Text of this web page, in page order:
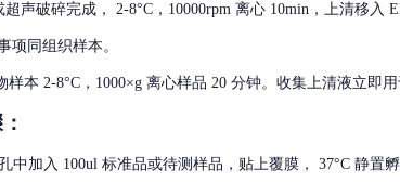
超声破碎完成， 2-8°C，10000rpm 离心 10min，上清移入
项同组织样本。
样本 2-8°C，1000×g 离心样品 20 分钟。收集上清液立即
中加入 100ul 标准品或待测样品，贴上覆膜， 37°C 静置孵